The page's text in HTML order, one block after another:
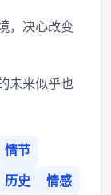
，决心改变
未来似乎也
情节
历史 情感